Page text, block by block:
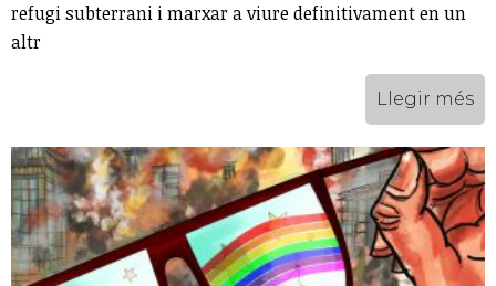
refugi subterrani i marxar a viure definitivament en un
altr
Llegir més